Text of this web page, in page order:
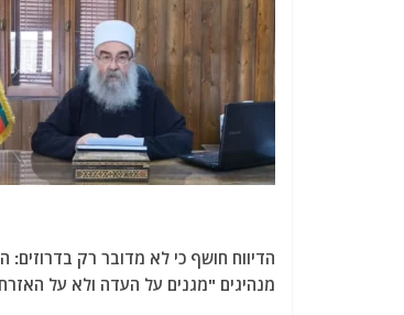
הדיווח חושף כי לא מדובר רק
מנהיגים "מגנים על העדה ולא על